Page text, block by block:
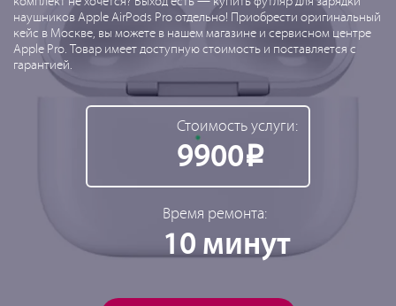
наушников Apple AirPods Pro отдельно! Приобрести оригинальный
кейс в Москве, вы можете в нашем магазине и сервисном центре
Apple Pro. Товар имеет доступную стоимость и поставляется с
гарантией.
Стоимость услуги:
9900Р
Время ремонта:
10 минут